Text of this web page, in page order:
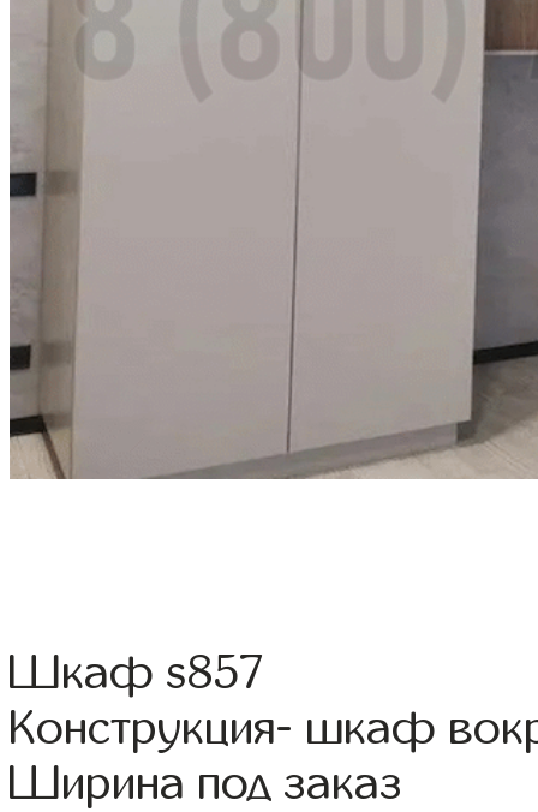
Шкаф s857
Конструкция- шкаф
Ширина под заказ